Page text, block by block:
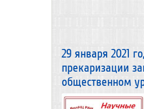
29 января 2021
прекаризации
общественном